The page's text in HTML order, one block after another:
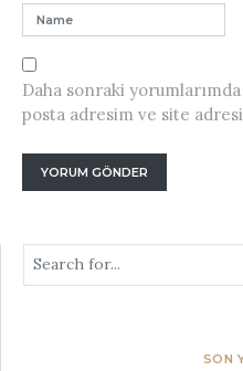
Daha sonraki
posta adresim ve site
SON